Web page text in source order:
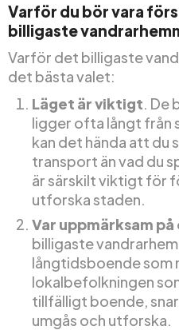
Varför du bör vara
billigaste
Varför det billigaste
det bästa valet:
Läget är viktigt. De
ligger ofta långt från
kan det hända att du
transport än vad du
är särskilt viktigt för
utforska staden.
Var uppmärksam
billigaste
långtidsboende som
lokalbefolkningen
tillfälligt boende,
umgås och utforska.